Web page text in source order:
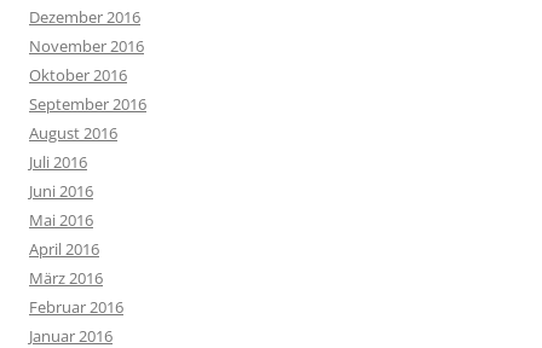
Dezember 2016
November 2016
Oktober 2016
September 2016
August 2016
Juli 2016
Juni 2016
Mai 2016
April 2016
März 2016
Februar 2016
Januar 2016